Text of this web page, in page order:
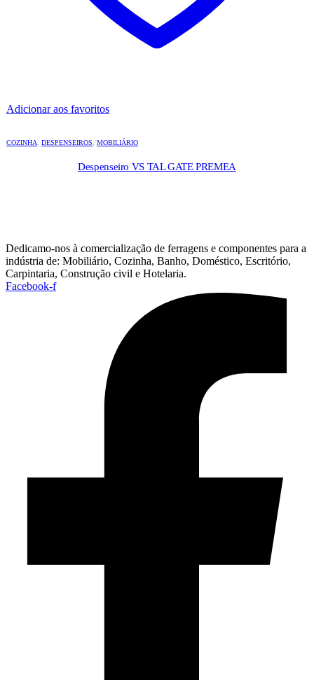
Adicionar aos favoritos
COZINHA, DESPENSEIROS, MOBILIÁRIO
Despenseiro VS TAL GATE PREMEA
Dedicamo-nos à comercialização de ferragens e componentes para a
indústria de: Mobiliário, Cozinha, Banho, Doméstico, Escritório,
Carpintaria, Construção civil e Hotelaria.
Facebook-f